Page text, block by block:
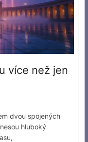
více než jen
dvou spojených
hluboký